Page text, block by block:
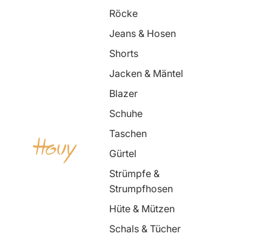
Röcke
Jeans & Hosen
Shorts
Jacken & Mäntel
Blazer
Schuhe
Taschen
Gürtel
Strümpfe &
Strumpfhosen
Hüte & Mützen
Schals & Tücher